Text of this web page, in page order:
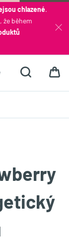
chlazené.
že během
Hledat